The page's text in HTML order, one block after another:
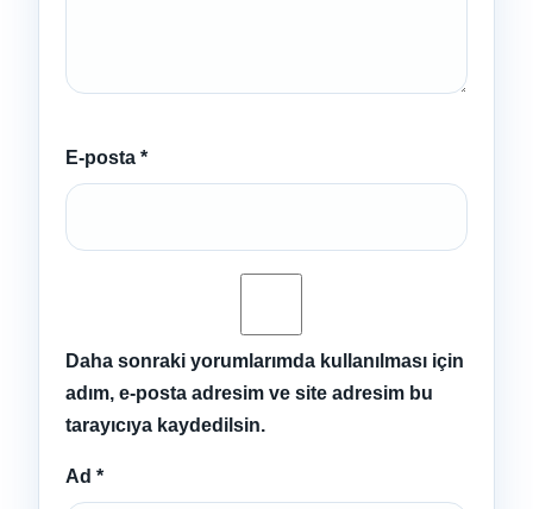
E-posta *
Daha sonraki yorumlarımda kullanılması için
adım, e-posta adresim ve site adresim bu
tarayıcıya kaydedilsin.
Ad *